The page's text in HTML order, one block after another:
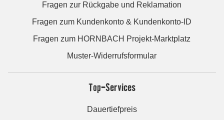
Fragen zur Rückgabe und Reklamation
Fragen zum Kundenkonto & Kundenkonto-ID
Fragen zum HORNBACH Projekt-Marktplatz
Muster-Widerrufsformular
Top-Services
Dauertiefpreis